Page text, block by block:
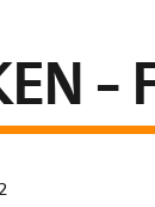
–
2